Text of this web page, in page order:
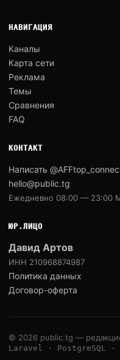
НАВИГАЦИЯ
Каналы
Карта сети
Реклама
Темы
Сравнения
FAQ
КОНТАКТ
Написать
hello@public.tg
Ежедневно 08:00 — 23:00
ЮР.ЛИЦО
Давид Артов
ИНН 210968874987
Политика данных
Договор-оферта
© 2026 public.tg —
Laravel · PostgreSQL ·